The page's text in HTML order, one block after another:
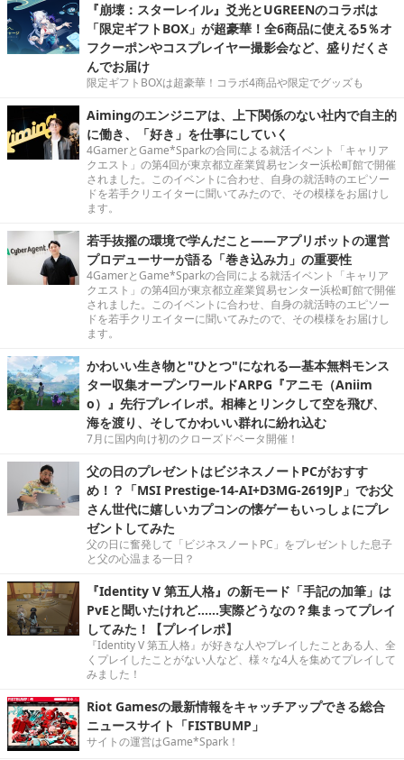
『崩壊：スターレイル』爻光とUGREENのコラボは
「限定ギフトBOX」が超豪華！全6商品に使える5％オ
フクーポンやコスプレイヤー撮影会など、盛りだくさ
んでお届け
限定ギフトBOXは超豪華！コラボ4商品や限定でグッズも
Aimingのエンジニアは、上下関係のない社内で自主的
に働き、「好き」を仕事にしていく
4GamerとGame*Sparkの合同による就活イベント「キャリア
クエスト」の第4回が東京都立産業貿易センター浜松町館で開催
されました。このイベントに合わせ、自身の就活時のエピソー
ドを若手クリエイターに聞いてみたので、その模様をお届けし
ます。
若手抜擢の環境で学んだこと――アプリボットの運営
プロデューサーが語る「巻き込み力」の重要性
4GamerとGame*Sparkの合同による就活イベント「キャリア
クエスト」の第4回が東京都立産業貿易センター浜松町館で開催
されました。このイベントに合わせ、自身の就活時のエピソー
ドを若手クリエイターに聞いてみたので、その模様をお届けし
ます。
かわいい生き物と"ひとつ"になれる―基本無料モンス
ター収集オープンワールドARPG『アニモ（Aniim
o）』先行プレイレポ。相棒とリンクして空を飛び、
海を渡り、そしてかわいい群れに紛れ込む
7月に国内向け初のクローズドベータ開催！
父の日のプレゼントはビジネスノートPCがおすす
め！？「MSI Prestige-14-AI+D3MG-2619JP」でお父
さん世代に嬉しいカプコンの懐ゲーもいっしょにプレ
ゼントしてみた
父の日に奮発して「ビジネスノートPC」をプレゼントした息子
と父の心温まる一日？
『Identity V 第五人格』の新モード「手記の加筆」は
PvEと聞いたけれど……実際どうなの？集まってプレイ
してみた！【プレイレポ】
『Identity V 第五人格』が好きな人やプレイしたことある人、全
くプレイしたことがない人など、様々な4人を集めてプレイして
みました！
Riot Gamesの最新情報をキャッチアップできる総合
ニュースサイト「FISTBUMP」
サイトの運営はGame*Spark！